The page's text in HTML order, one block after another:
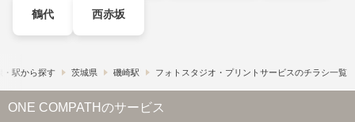
鶴代 西赤坂
・駅から探す 茨城県 磯崎駅 フォトスタジオ・プリントサービスのチラシ一覧
ONE COMPATHのサービス